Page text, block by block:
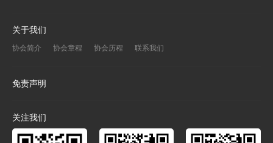
关于我们
协会简介 协会章程 协会历程 联系我们
免责声明
关注我们